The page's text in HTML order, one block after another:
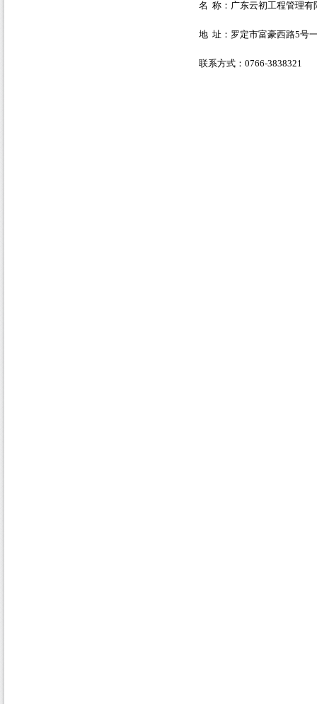
名 称：广东云初工程管理有
地 址：罗定市富豪西路5号
联系方式： 0766-3838321